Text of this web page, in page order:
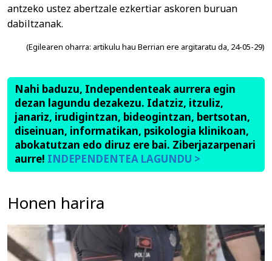
antzeko ustez abertzale ezkertiar askoren buruan
dabiltzanak.
(Egilearen oharra: artikulu hau Berrian ere argitaratu da, 24-05-29)
Nahi baduzu, Independenteak aurrera egin
dezan lagundu dezakezu. Idatziz, itzuliz,
janariz, irudigintzan, bideogintzan, bertsotan,
diseinuan, informatikan, psikologia klinikoan,
abokatutzan edo diruz ere bai. Ziberjazarpenari
aurre! INDEPENDENTEA LAGUNDU >
Honen harira